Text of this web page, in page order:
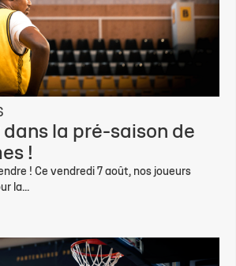
dans la pré-saison de
!
! Ce vendredi 7 août, nos joueurs
la...